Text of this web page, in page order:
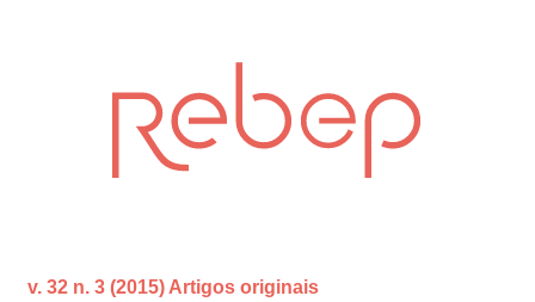
v. 32 n. 3 (2015) Artigos originais